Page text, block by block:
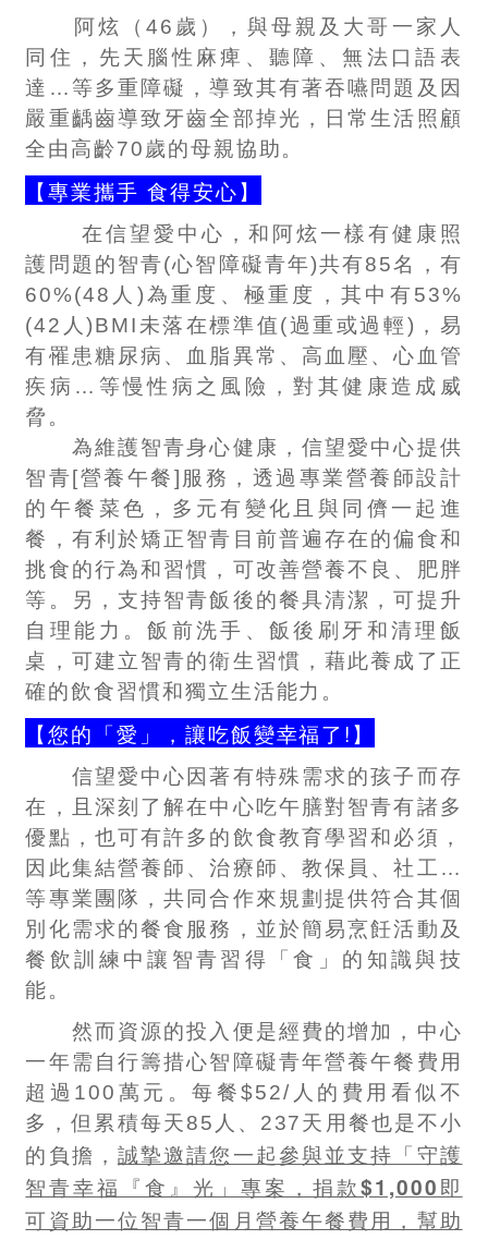
阿炫（46歲），與母親及大哥一家人
同住，先天腦性麻痺、聽障、無法口語表
達…等多重障礙，導致其有著吞嚥問題及因
嚴重齲齒導致牙齒全部掉光，日常生活照顧
全由高齡70歲的母親協助。
【專業攜手 食得安心】
在信望愛中心，和阿炫一樣有健康照
護問題的智青(心智障礙青年)共有85名，有
60%(48人)為重度、極重度，其中有53%
(42人)BMI未落在標準值(過重或過輕)，易
有罹患糖尿病、血脂異常、高血壓、心血管
疾病…等慢性病之風險，對其健康造成威
脅。
為維護智青身心健康，信望愛中心提供
智青[營養午餐]服務，透過專業營養師設計
的午餐菜色，多元有變化且與同儕一起進
餐，有利於矯正智青目前普遍存在的偏食和
挑食的行為和習慣，可改善營養不良、肥胖
等。另，支持智青飯後的餐具清潔，可提升
自理能力。飯前洗手、飯後刷牙和清理飯
桌，可建立智青的衛生習慣，藉此養成了正
確的飲食習慣和獨立生活能力。
【您的「愛」，讓吃飯變幸福了!】
信望愛中心因著有特殊需求的孩子而存
在，且深刻了解在中心吃午膳對智青有諸多
優點，也可有許多的飲食教育學習和必須，
因此集結營養師、治療師、教保員、社工…
等專業團隊，共同合作來規劃提供符合其個
別化需求的餐食服務，並於簡易烹飪活動及
餐飲訓練中讓智青習得「食」的知識與技
能。
然而資源的投入便是經費的增加，中心
一年需自行籌措心智障礙青年營養午餐費用
超過100萬元。每餐$52/人的費用看似不
多，但累積每天85人、237天用餐也是不小
的負擔， 誠摯邀請您一起參與並支持「守護
智青幸福『食』光」專案，捐款$1,000即
可資助一位智青一個月營養午餐費用，幫助